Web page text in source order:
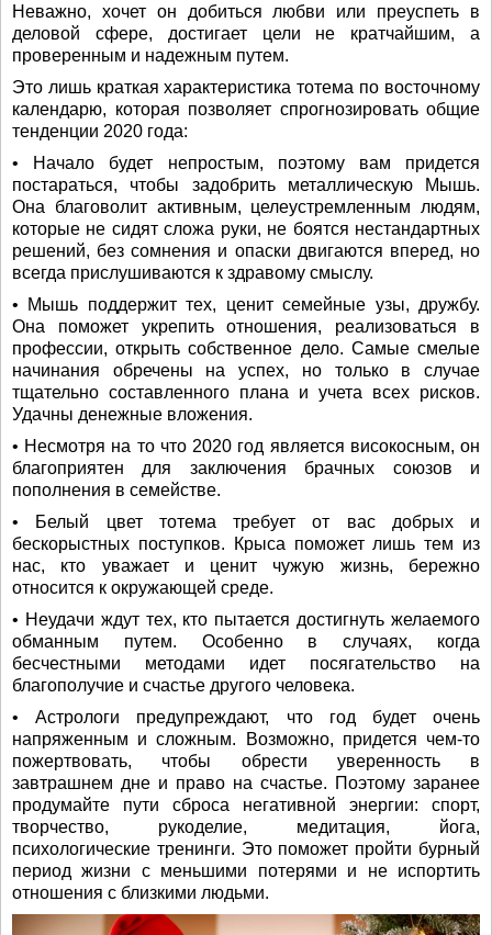
Неважно, хочет он добиться любви или преуспеть в
деловой сфере, достигает цели не кратчайшим, а
проверенным и надежным путем.
Это лишь краткая характеристика тотема по восточному
календарю, которая позволяет спрогнозировать общие
тенденции 2020 года:
• Начало будет непростым, поэтому вам придется
постараться, чтобы задобрить металлическую Мышь.
Она благоволит активным, целеустремленным людям,
которые не сидят сложа руки, не боятся нестандартных
решений, без сомнения и опаски двигаются вперед, но
всегда прислушиваются к здравому смыслу.
• Мышь поддержит тех, ценит семейные узы, дружбу.
Она поможет укрепить отношения, реализоваться в
профессии, открыть собственное дело. Самые смелые
начинания обречены на успех, но только в случае
тщательно составленного плана и учета всех рисков.
Удачны денежные вложения.
• Несмотря на то что 2020 год является високосным, он
благоприятен для заключения брачных союзов и
пополнения в семействе.
• Белый цвет тотема требует от вас добрых и
бескорыстных поступков. Крыса поможет лишь тем из
нас, кто уважает и ценит чужую жизнь, бережно
относится к окружающей среде.
• Неудачи ждут тех, кто пытается достигнуть желаемого
обманным путем. Особенно в случаях, когда
бесчестными методами идет посягательство на
благополучие и счастье другого человека.
• Астрологи предупреждают, что год будет очень
напряженным и сложным. Возможно, придется чем-то
пожертвовать, чтобы обрести уверенность в
завтрашнем дне и право на счастье. Поэтому заранее
продумайте пути сброса негативной энергии: спорт,
творчество, рукоделие, медитация, йога,
психологические тренинги. Это поможет пройти бурный
период жизни с меньшими потерями и не испортить
отношения с близкими людьми.